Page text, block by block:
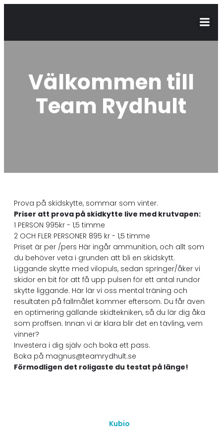
Välkommen till
Team Rydhult
Prova på skidskytte, sommar som vinter.
Priser att prova på skidkytte live med krutvapen:
1 PERSON 995kr - 1,5 timme
2 OCH FLER PERSONER 895 kr - 1,5 timme
Priset är per /pers Här ingår ammunition, och allt som
du behöver veta i grunden att bli en skidskytt.
Liggande skytte med vilopuls, sedan springer/åker vi
skidor en bit för att få upp pulsen för ett antal rundor
skytte liggande. Här lär vi oss mental träning och
resultaten på fallmålet kommer eftersom. Du får även
en optimering gällande skidtekniken, så du lär dig åka
som proffsen. Innan vi är klara blir det en tävling, vem
vinner?
Investera i dig själv och boka ett pass.
Boka på magnus@teamrydhult.se
Förmodligen det roligaste du testat på länge!
Kubio